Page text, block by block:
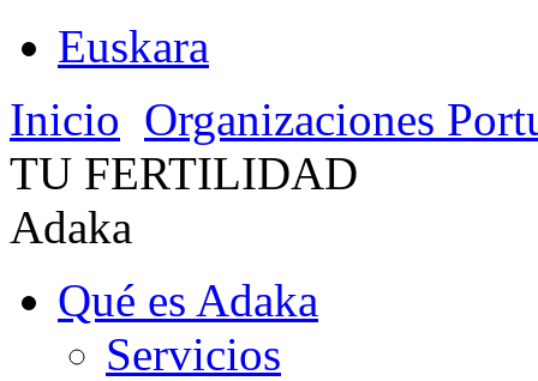
Euskara
Inicio Organizaciones
TU FERTILIDAD
Adaka
Qué es Adaka
Servicios